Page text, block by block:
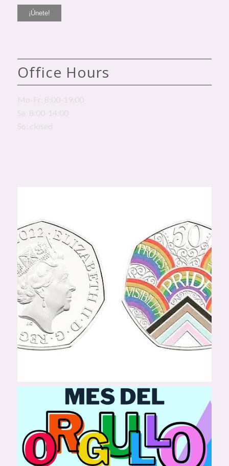
Office Hours
Mo-Fr: 8:00-19:00
Sa: 8:00-14:00
So: closed